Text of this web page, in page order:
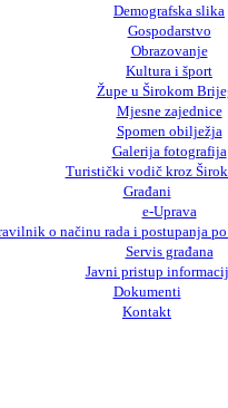
Demografska slika
Gospodarstvo
Obrazovanje
Kultura i šport
Župe u Širokom
Mjesne zajednice
Spomen obilježja
Galerija fotografija
Turistički vodič kroz
Građani
e-Uprava
o načinu rada i postupanja
Servis građana
Javni pristup
Dokumenti
Kontakt